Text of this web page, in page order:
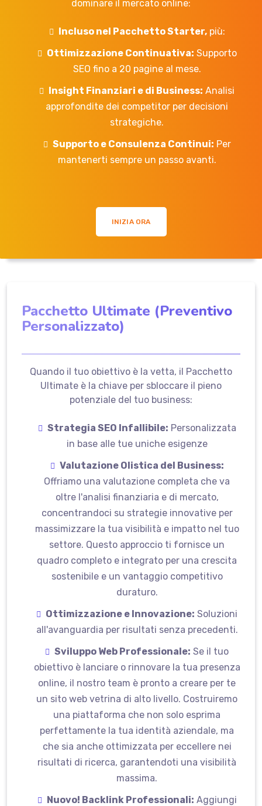
dominare il mercato online:
Incluso nel Pacchetto Starter,più:
Ottimizzazione Continuativa: Supporto
SEO fino a 20 pagine al mese.
Insight Finanziari e di Business: Analisi
approfondite dei competitor per decisioni
strategiche.
Supporto e Consulenza Continui: Per
mantenerti sempre un passo avanti.
INIZIA ORA
Pacchetto Ultimate (Preventivo
Personalizzato)
Quando il tuo obiettivo è la vetta, il Pacchetto
Ultimate è la chiave per sbloccare il pieno
potenziale del tuo business:
Strategia SEO Infallibile: Personalizzata
in base alle tue uniche esigenze
Valutazione Olistica del Business:
Offriamo una valutazione completa che va
oltre l'analisi finanziaria e di mercato,
concentrandoci su strategie innovative per
massimizzare la tua visibilità e impatto nel tuo
settore. Questo approccio ti fornisce un
quadro completo e integrato per una crescita
sostenibile e un vantaggio competitivo
duraturo.
Ottimizzazione e Innovazione: Soluzioni
all'avanguardia per risultati senza precedenti.
Sviluppo Web Professionale: Se il tuo
obiettivo è lanciare o rinnovare la tua presenza
online, il nostro team è pronto a creare per te
un sito web vetrina di alto livello. Costruiremo
una piattaforma che non solo esprima
perfettamente la tua identità aziendale, ma
che sia anche ottimizzata per eccellere nei
risultati di ricerca, garantendoti una visibilità
massima.
Nuovo! Backlink Professionali: Aggiungi